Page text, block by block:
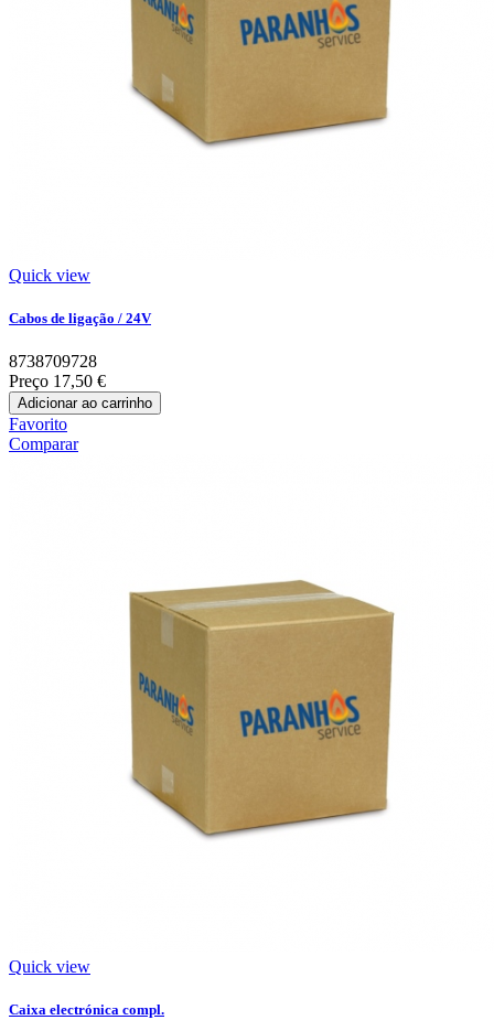
Quick view
Cabos de ligação / 24V
8738709728
Preço 17,50 €
Adicionar ao carrinho
Favorito
Comparar
Quick view
Caixa electrónica compl.